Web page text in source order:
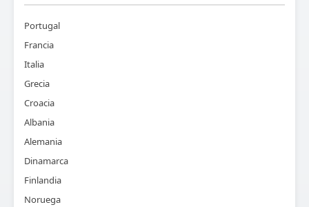
Portugal
Francia
Italia
Grecia
Croacia
Albania
Alemania
Dinamarca
Finlandia
Noruega